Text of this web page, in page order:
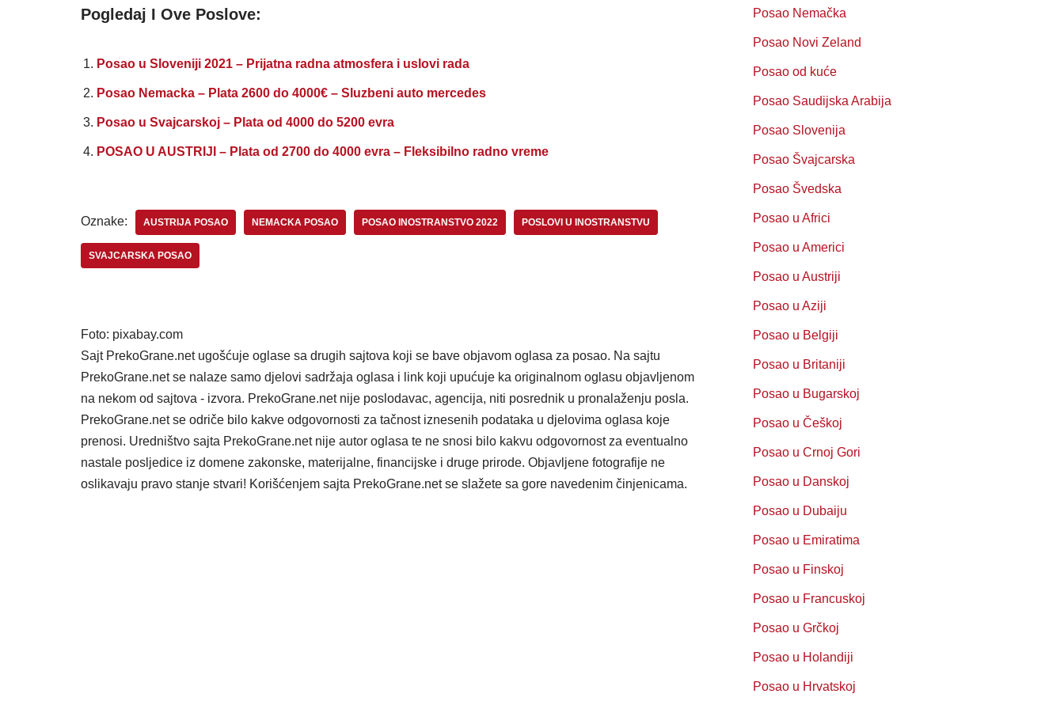
Pogledaj I Ove Poslove:
Posao u Sloveniji 2021 – Prijatna radna atmosfera i uslovi rada
Posao Nemacka – Plata 2600 do 4000€ – Sluzbeni auto mercedes
Posao u Svajcarskoj – Plata od 4000 do 5200 evra
POSAO U AUSTRIJI – Plata od 2700 do 4000 evra – Fleksibilno radno vreme
Oznake: AUSTRIJA POSAO NEMACKA POSAO POSAO INOSTRANSTVO 2022 POSLOVI U INOSTRANSTVU
SVAJCARSKA POSAO
Foto: pixabay.com
Sajt PrekoGrane.net ugošćuje oglase sa drugih sajtova koji se bave objavom oglasa za posao. Na sajtu
PrekoGrane.net se nalaze samo djelovi sadržaja oglasa i link koji upućuje ka originalnom oglasu objavljenom
na nekom od sajtova - izvora. PrekoGrane.net nije poslodavac, agencija, niti posrednik u pronalaženju posla.
PrekoGrane.net se odriče bilo kakve odgovornosti za tačnost iznesenih podataka u djelovima oglasa koje
prenosi. Uredništvo sajta PrekoGrane.net nije autor oglasa te ne snosi bilo kakvu odgovornost za eventualno
nastale posljedice iz domene zakonske, materijalne, financijske i druge prirode. Objavljene fotografije ne
oslikavaju pravo stanje stvari! Korišćenjem sajta PrekoGrane.net se slažete sa gore navedenim činjenicama.
Posao Nemačka
Posao Novi Zeland
Posao od kuće
Posao Saudijska Arabija
Posao Slovenija
Posao Švajcarska
Posao Švedska
Posao u Africi
Posao u Americi
Posao u Austriji
Posao u Aziji
Posao u Belgiji
Posao u Britaniji
Posao u Bugarskoj
Posao u Češkoj
Posao u Crnoj Gori
Posao u Danskoj
Posao u Dubaiju
Posao u Emiratima
Posao u Finskoj
Posao u Francuskoj
Posao u Grčkoj
Posao u Holandiji
Posao u Hrvatskoj